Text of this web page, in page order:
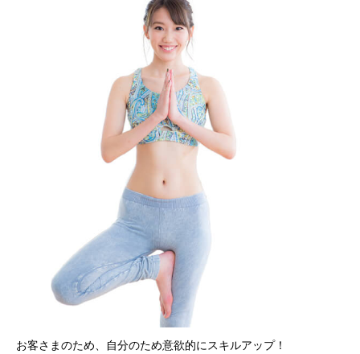
お客さまのため、自分のため意欲的にスキルアップ！